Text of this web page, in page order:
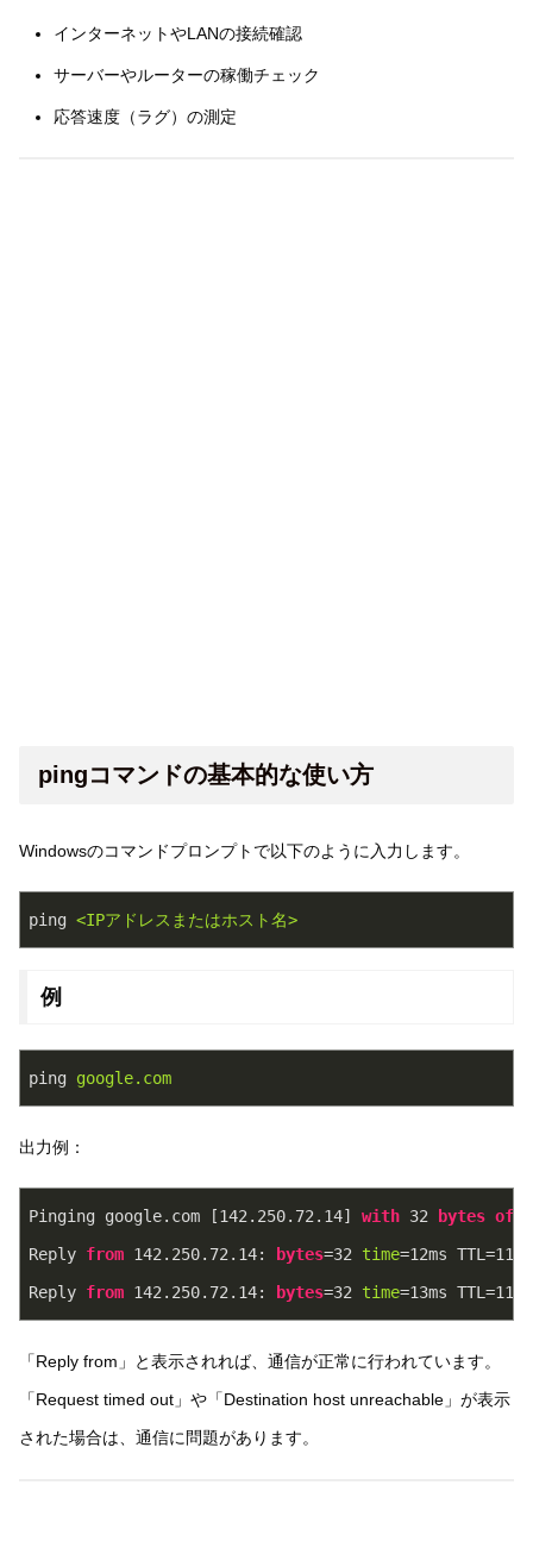
インターネットやLANの接続確認
サーバーやルーターの稼働チェック
応答速度（ラグ）の測定
pingコマンドの基本的な使い方
Windowsのコマンドプロンプトで以下のように入力します。
ping <IPアドレスまたはホスト名>
例
ping google.com
出力例：
Pinging google.com [142.250.72.14] with 32 bytes of
Reply from 142.250.72.14: bytes=32 time=12ms TTL=115
Reply from 142.250.72.14: bytes=32 time=13ms TTL=115
「Reply from」と表示されれば、通信が正常に行われています。
「Request timed out」や「Destination host unreachable」が表示
された場合は、通信に問題があります。